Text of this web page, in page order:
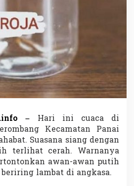
a
a
t
i
f
o
l
e
h
i
d
n
A
k
b
– Hari ini cuaca di
Kecamatan Panai
Suasana siang dengan
terlihat cerah. Warnanya
awan-awan putih
lambat di angkasa.